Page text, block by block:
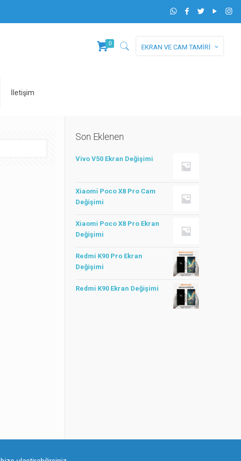
İletişim
0 EKRAN VE CAM TAMİRİ
Son Eklenen
Vivo V50 Ekran Değişimi
Xiaomi Poco X8 Pro Cam
Değişimi
Xiaomi Poco X8 Pro Ekran
Değişimi
Redmi K90 Pro Ekran
Değişimi
Redmi K90 Ekran Değişimi